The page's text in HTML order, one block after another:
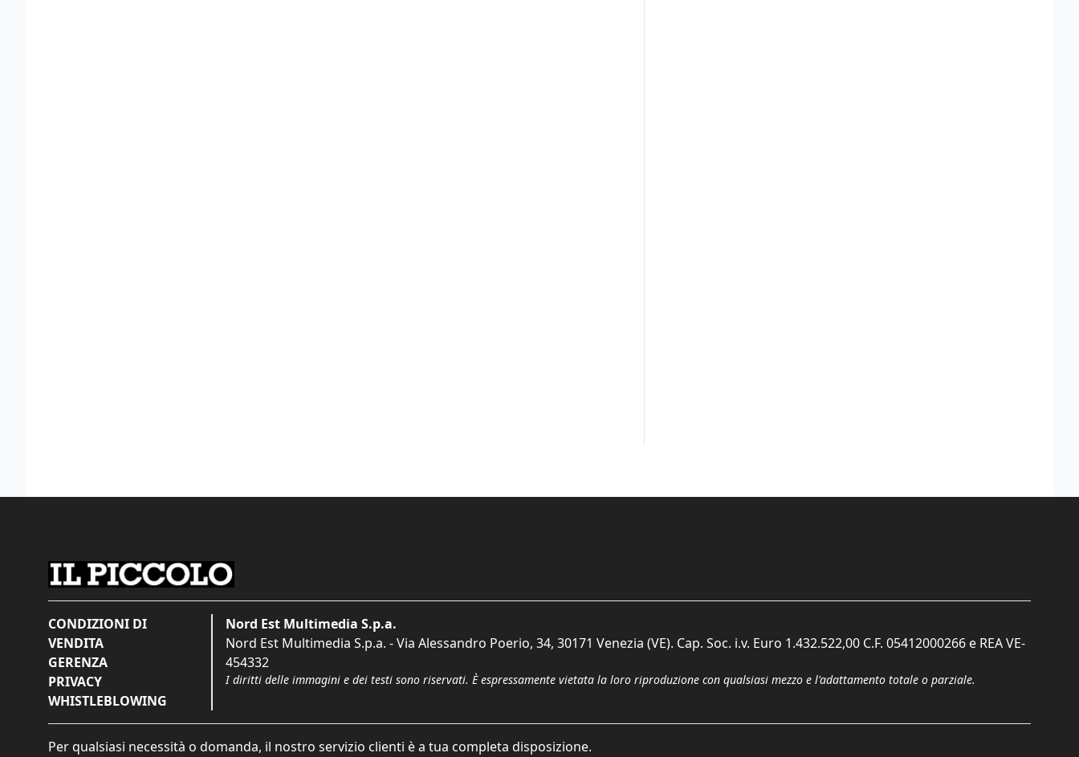
CONDIZIONI DI
VENDITA
GERENZA
PRIVACY
WHISTLEBLOWING
Nord Est Multimedia S.p.a.
Nord Est Multimedia S.p.a. - Via Alessandro Poerio, 34, 30171 Venezia (VE). Cap. Soc. i.v. Euro 1.432.522,00 C.F. 05412000266 e REA VE-
454332
I diritti delle immagini e dei testi sono riservati. È espressamente vietata la loro riproduzione con qualsiasi mezzo e l'adattamento totale o parziale.
Per qualsiasi necessità o domanda, il nostro servizio clienti è a tua completa disposizione.